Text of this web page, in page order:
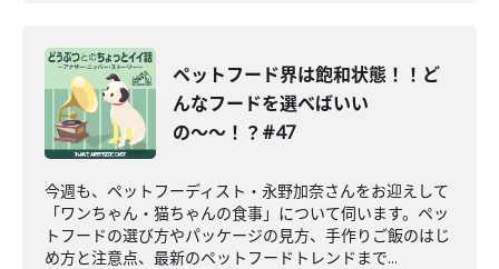
ペットフード界は飽和状態！！ど
んなフードを選べばいい
の〜〜！？#47
今週も、ペットフーディスト・永野加奈さんをお迎えして
「ワンちゃん・猫ちゃんの食事」について伺います。ペッ
トフードの選び方やパッケージの見方、手作りご飯のはじ
め方と注意点、最新のペットフードトレンドまで...